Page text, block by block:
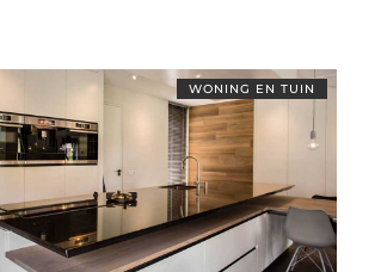
WONING EN TUIN